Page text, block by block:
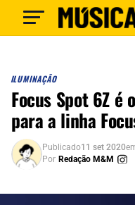
ILUMINAÇÃO
Focus Spot 6Z é
para a linha
Publicado11 set 2020
Por Redação M&M